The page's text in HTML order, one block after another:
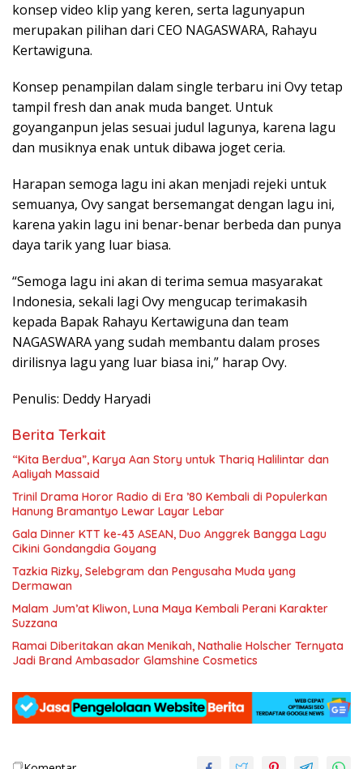
konsep video klip yang keren, serta lagunyapun
merupakan pilihan dari CEO NAGASWARA, Rahayu
Kertawiguna.
Konsep penampilan dalam single terbaru ini Ovy tetap
tampil fresh dan anak muda banget. Untuk
goyanganpun jelas sesuai judul lagunya, karena lagu
dan musiknya enak untuk dibawa joget ceria.
Harapan semoga lagu ini akan menjadi rejeki untuk
semuanya, Ovy sangat bersemangat dengan lagu ini,
karena yakin lagu ini benar-benar berbeda dan punya
daya tarik yang luar biasa.
“Semoga lagu ini akan di terima semua masyarakat
Indonesia, sekali lagi Ovy mengucap terimakasih
kepada Bapak Rahayu Kertawiguna dan team
NAGASWARA yang sudah membantu dalam proses
dirilisnya lagu yang luar biasa ini,” harap Ovy.
Penulis: Deddy Haryadi
Berita Terkait
“Kita Berdua”, Karya Aan Story untuk Thariq Halilintar dan
Aaliyah Massaid
­Trinil Drama Horor Radio di Era ’80 Kembali di Populerkan
Hanung Bramantyo Lewar Layar Lebar
Gala Dinner KTT ke-43 ASEAN, Duo Anggrek Bangga Lagu
Cikini Gondangdia Goyang
Tazkia Rizky, Selebgram dan Pengusaha Muda yang
Dermawan
Malam Jum’at Kliwon, Luna Maya Kembali Perani Karakter
Suzzana
Ramai Diberitakan akan Menikah, Nathalie Holscher Ternyata
Jadi Brand Ambasador Glamshine Cosmetics